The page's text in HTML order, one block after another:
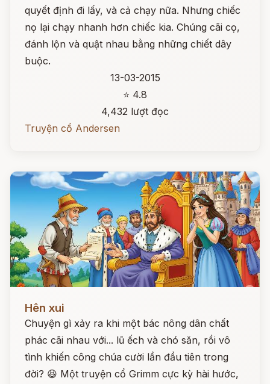
quyết định đi lấy, và cả chạy nữa. Nhưng chiếc
nọ lại chạy nhanh hơn chiếc kia. Chúng cãi cọ,
đánh lộn và quật nhau bằng những chiết dây
buộc.
13-03-2015
⭐ 4.8
4,432 lượt đọc
Truyện cổ Andersen
Hên xui
Chuyện gì xảy ra khi một bác nông dân chất
phác cãi nhau với... lũ ếch và chó săn, rồi vô
tình khiến công chúa cười lần đầu tiên trong
đời? 😆 Một truyện cổ Grimm cực kỳ hài hước,